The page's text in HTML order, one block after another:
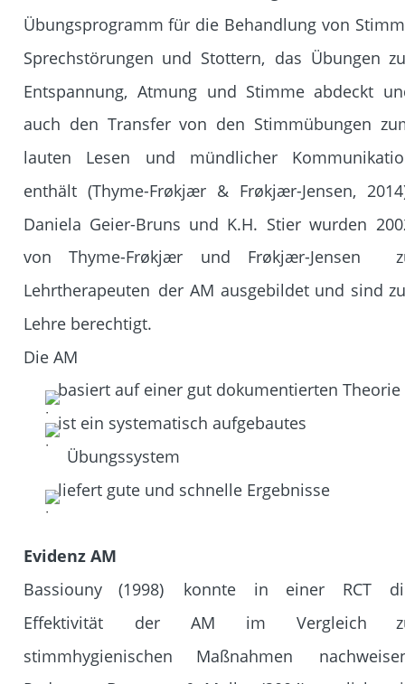
Übungsprogramm für die Behandlung von
Sprechstörungen und Stottern, das Übungen
Entspannung, Atmung und Stimme abdeckt
auch den Transfer von den Stimmübungen
lauten
Lesen und mündlicher
enthält (Thyme-Frøkjær & Frøkjær-Jensen,
Daniela Geier-Bruns und K.H. Stier wurden
von
Thyme-Frøkjær und Frøkjær-Jensen
Lehrtherapeuten der AM ausgebildet und sind
Lehre berechtigt.
Die AM
basiert auf einer gut dokumentierten Theorie
ist ein systematisch aufgebautes
Übungssystem
liefert gute und schnelle Ergebnisse
Evidenz AM
Bassiouny
(1998) konnte in einer RCT
Effektivität
der AM im Vergleich
stimmhygienischen
Maßnahmen